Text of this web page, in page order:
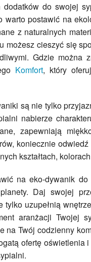
dodatków do swojej
warto postawić na
z naturalnych
możesz cieszyć się
Gdzie można
Komfort, który
są nie tylko
nabierze
zapewniają
koniecznie
kształtach,
na eko-dywanik
Daj swojej
tylko uzupełnią
aranżacji Twojej
na Twój codzienny
ofertę oświetlenia